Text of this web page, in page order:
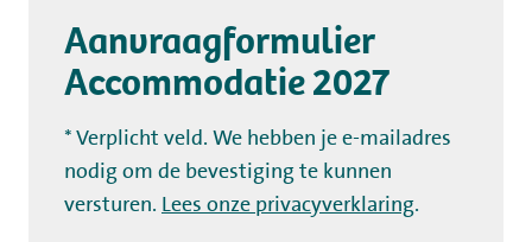
Aanvraagformulier
Accommodatie 2027
* Verplicht veld. We hebben je e-mailadres
nodig om de bevestiging te kunnen
versturen. Lees onze privacyverklaring.